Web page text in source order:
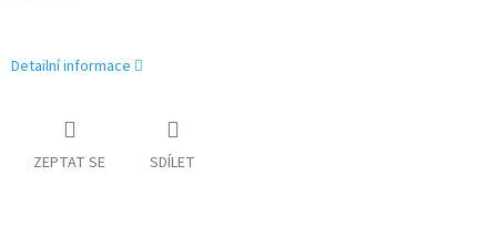
Detailní informace
ZEPTAT SE SDÍLET